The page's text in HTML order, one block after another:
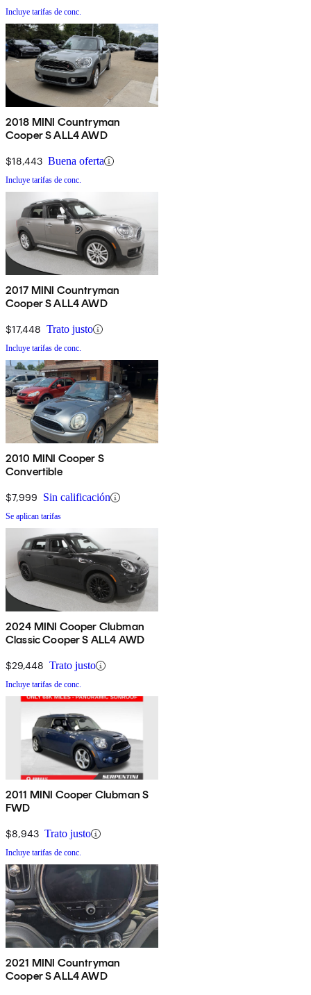
Incluye tarifas de conc.
2018 MINI Countryman
Cooper S ALL4 AWD
$18,443 Buena oferta
Incluye tarifas de conc.
2017 MINI Countryman
Cooper S ALL4 AWD
$17,448 Trato justo
Incluye tarifas de conc.
2010 MINI Cooper S
Convertible
$7,999 Sin calificación
Se aplican tarifas
2024 MINI Cooper Clubman
Classic Cooper S ALL4 AWD
$29,448 Trato justo
Incluye tarifas de conc.
2011 MINI Cooper Clubman S
FWD
$8,943 Trato justo
Incluye tarifas de conc.
2021 MINI Countryman
Cooper S ALL4 AWD